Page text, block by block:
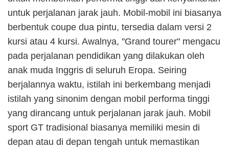
untuk perjalanan jarak jauh. Mobil-mobil ini biasanya
berbentuk coupe dua pintu, tersedia dalam versi 2
kursi atau 4 kursi. Awalnya, "Grand tourer" mengacu
pada perjalanan pendidikan yang dilakukan oleh
anak muda Inggris di seluruh Eropa. Seiring
berjalannya waktu, istilah ini berkembang menjadi
istilah yang sinonim dengan mobil performa tinggi
yang dirancang untuk perjalanan jarak jauh. Mobil
sport GT tradisional biasanya memiliki mesin di
depan atau di depan tengah untuk memastikan